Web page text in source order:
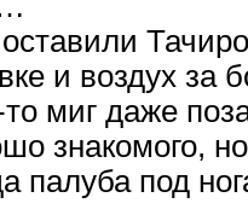
и воздух за
миг даже
знакомого,
палуба под